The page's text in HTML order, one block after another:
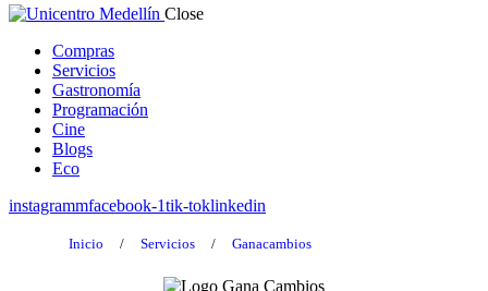
Close
Compras
Servicios
Gastronomía
Programación
Cine
Blogs
Eco
instagrammfacebook-1tik-toklinkedin
Inicio / Servicios / Ganacambios